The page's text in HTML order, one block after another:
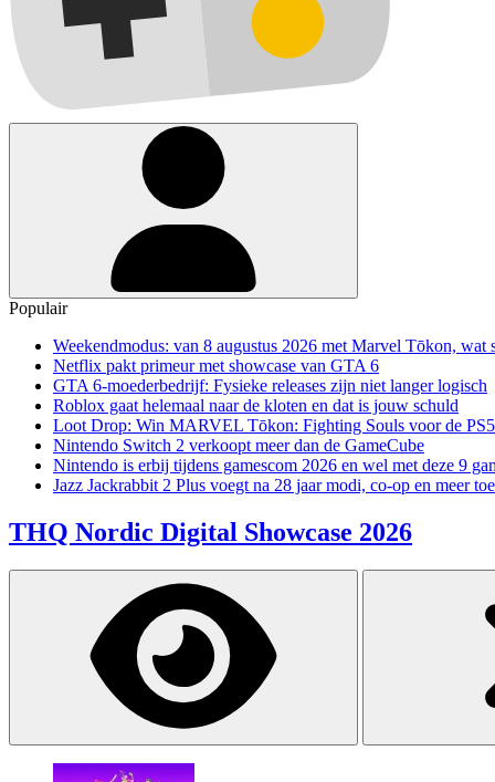
Populair
Weekendmodus: van 8 augustus 2026 met Marvel Tōkon, wat
Netflix pakt primeur met showcase van GTA 6
GTA 6-moederbedrijf: Fysieke releases zijn niet langer logisch
Roblox gaat helemaal naar de kloten en dat is jouw schuld
Loot Drop: Win MARVEL Tōkon: Fighting Souls voor de PS5
Nintendo Switch 2 verkoopt meer dan de GameCube
Nintendo is erbij tijdens gamescom 2026 en wel met deze 9
Jazz Jackrabbit 2 Plus voegt na 28 jaar modi, co-op en meer toe
THQ Nordic Digital Showcase 2026